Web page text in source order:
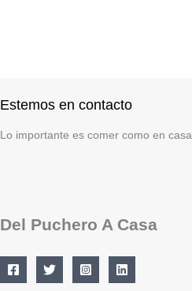
Estemos en contacto
Lo importante es comer como en casa
Del Puchero A Casa